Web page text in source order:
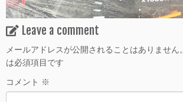
Leave a comment
メールアドレスが公開されることはありません。
は必須項目です
コメント ※